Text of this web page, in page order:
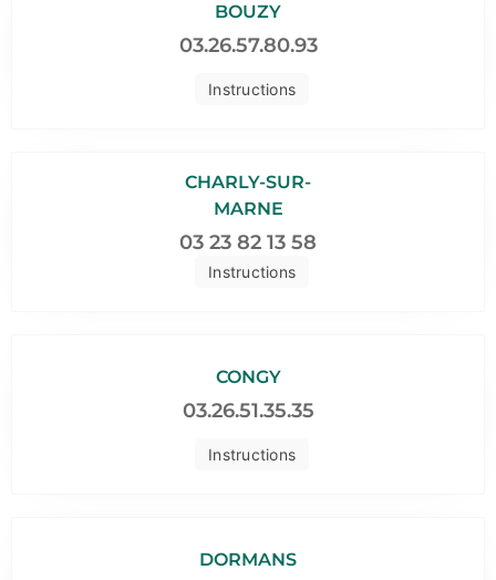
Instructions
BOUZY
03.26.57.80.93
Instructions
CHARLY-SUR-
MARNE
03 23 82 13 58
Instructions
CONGY
03.26.51.35.35
DORMANS